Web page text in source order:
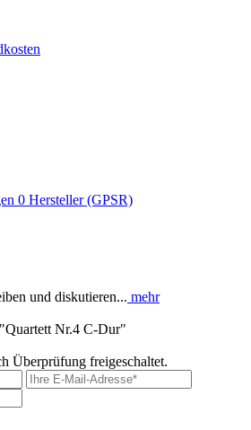
0 Hersteller (GPSR)
und diskutieren... mehr
Nr.4 C-Dur"
Überprüfung freigeschaltet.